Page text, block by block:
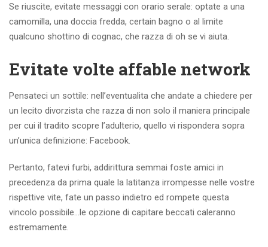
Se riuscite, evitate messaggi con orario serale: optate a una
camomilla, una doccia fredda, certain bagno o al limite
qualcuno shottino di cognac, che razza di oh se vi aiuta.
Evitate volte affable network
Pensateci un sottile: nell’eventualita che andate a chiedere per
un lecito divorzista che razza di non solo il maniera principale
per cui il tradito scopre l’adulterio, quello vi rispondera sopra
un’unica definizione: Facebook.
Pertanto, fatevi furbi, addirittura semmai foste amici in
precedenza da prima quale la latitanza irrompesse nelle vostre
rispettive vite, fate un passo indietro ed rompete questa
vincolo possibile…le opzione di capitare beccati caleranno
estremamente.